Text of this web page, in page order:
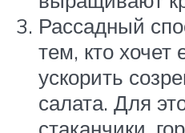
Рассадный
тем, кто
ускорить
салата. Для
стаканчики,